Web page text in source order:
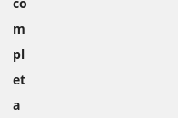
m
pl
et
a